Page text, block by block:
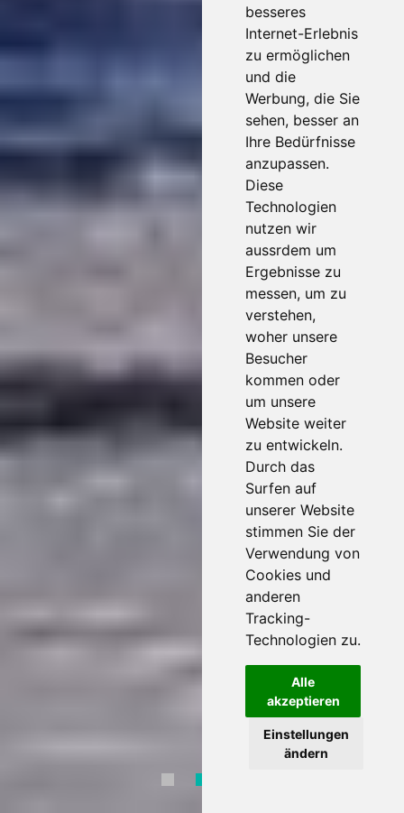
besseres
Internet-Erlebnis
zu ermöglichen
und die
Werbung, die Sie
sehen, besser an
Ihre Bedürfnisse
anzupassen.
Diese
Technologien
nutzen wir
aussrdem um
Ergebnisse zu
messen, um zu
verstehen,
woher unsere
Besucher
kommen oder
um unsere
Website weiter
zu entwickeln.
Durch das
Surfen auf
unserer Website
stimmen Sie der
Verwendung von
Cookies und
anderen
Tracking-
Technologien zu.
Alle
akzeptieren
Einstellungen
ändern